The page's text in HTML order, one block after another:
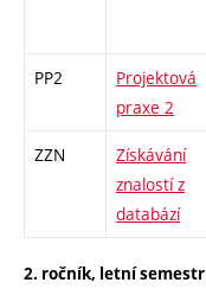
PP2
Projektová
praxe 2
ZZN
Získávání
znalostí z
databází
2. ročník, letní semestr